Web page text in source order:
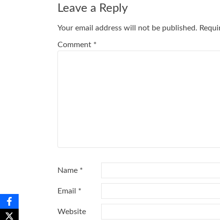
Leave a Reply
Your email address will not be published.
Comment *
Name *
Email *
Website